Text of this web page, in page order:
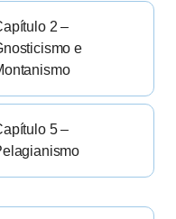
2 –
e
5 –